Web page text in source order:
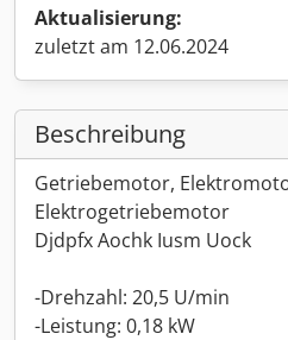
Aktualisierung:
zuletzt am 12.06.2024
Beschreibung
Getriebemotor,
Elektrogetriebemotor
Djdpfx Aochk Iusm Uock
-Drehzahl: 20,5 U/min
-Leistung: 0,18 kW